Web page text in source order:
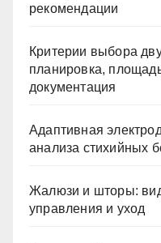
рекомендации
Критерии выбора
планировка,
документация
Адаптивная
анализа стихийных
Жалюзи и шторы:
управления и уход